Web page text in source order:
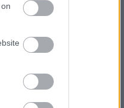
να οδηγήσουμε το
δει για
γαλλική
τομείς, την
σε αυτούς τους